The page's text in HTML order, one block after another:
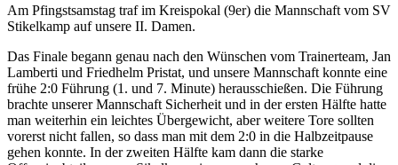
Am Pfingstsamstag traf im Kreispokal (9er) die Mannschaft vom SV
Stikelkamp auf unsere II. Damen.
Das Finale begann genau nach den Wünschen vom Trainerteam, Jan
Lamberti und Friedhelm Pristat, und unsere Mannschaft konnte eine
frühe 2:0 Führung (1. und 7. Minute) herausschießen. Die Führung
brachte unserer Mannschaft Sicherheit und in der ersten Hälfte hatte
man weiterhin ein leichtes Übergewicht, aber weitere Tore sollten
vorerst nicht fallen, so dass man mit dem 2:0 in die Halbzeitpause
gehen konnte. In der zweiten Hälfte kam dann die starke